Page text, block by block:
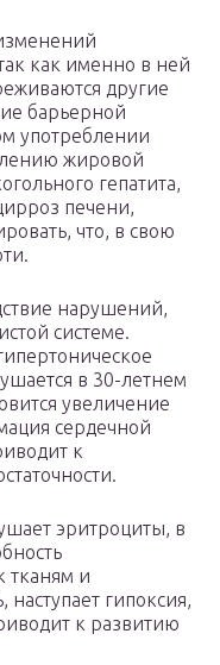
как именно в ней
другие
барьерной
употреблении
жировой
гепатита,
печени,
что, в свою
нарушений,
системе.
в 30-летнем
увеличение
сердечной
к
эритроциты, в
тканям и
гипоксия,
к развитию